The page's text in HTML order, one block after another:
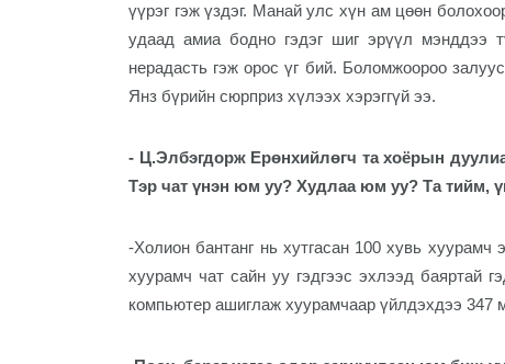
үүрэг гэж үздэг. Манай улс хүн ам цөөн
удаад амиа бодно гэдэг шиг эрүүл мэнддээ
нерадасть гэж орос үг бий. Боломжоороо
Янз бүрийн сюрприз хүлээх хэрэггүй ээ.
- Ц.Элбэгдорж Ерөнхийлөгч та хоёрын
Тэр чат үнэн юм уу? Худлаа юм уу? Та тийм,
-Холион бантанг нь хутгасан 100 хувь
хуурамч чат сайн уу гэдгээс эхлээд баяртай
компьютер ашиглаж хуурамчаар үйлдэхдээ 347